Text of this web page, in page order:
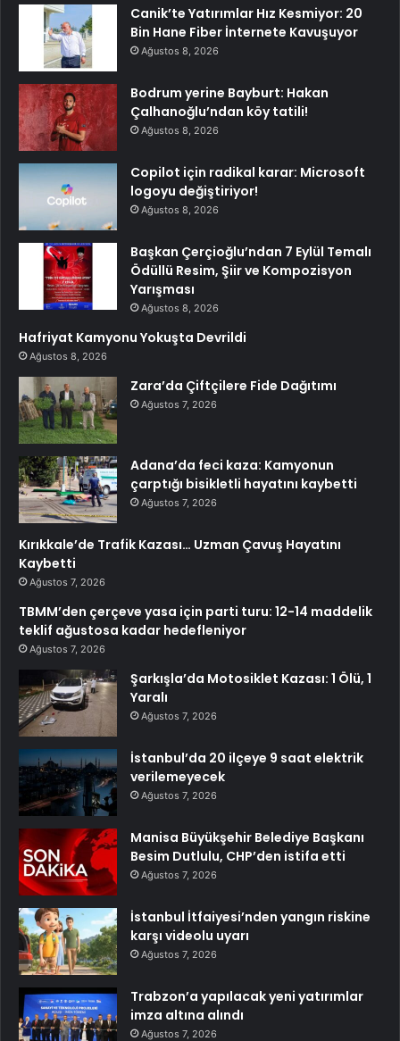
Canik’te Yatırımlar Hız Kesmiyor: 20
Bin Hane Fiber İnternete Kavuşuyor
Ağustos 8, 2026
Bodrum yerine Bayburt: Hakan
Çalhanoğlu’ndan köy tatili!
Ağustos 8, 2026
Copilot için radikal karar: Microsoft
logoyu değiştiriyor!
Ağustos 8, 2026
Başkan Çerçioğlu’ndan 7 Eylül Temalı
Ödüllü Resim, Şiir ve Kompozisyon
Yarışması
Ağustos 8, 2026
Hafriyat Kamyonu Yokuşta Devrildi
Ağustos 8, 2026
Zara’da Çiftçilere Fide Dağıtımı
Ağustos 7, 2026
Adana’da feci kaza: Kamyonun
çarptığı bisikletli hayatını kaybetti
Ağustos 7, 2026
Kırıkkale’de Trafik Kazası… Uzman Çavuş Hayatını
Kaybetti
Ağustos 7, 2026
TBMM’den çerçeve yasa için parti turu: 12-14 maddelik
teklif ağustosa kadar hedefleniyor
Ağustos 7, 2026
Şarkışla’da Motosiklet Kazası: 1 Ölü, 1
Yaralı
Ağustos 7, 2026
İstanbul’da 20 ilçeye 9 saat elektrik
verilemeyecek
Ağustos 7, 2026
Manisa Büyükşehir Belediye Başkanı
Besim Dutlulu, CHP’den istifa etti
Ağustos 7, 2026
İstanbul İtfaiyesi’nden yangın riskine
karşı videolu uyarı
Ağustos 7, 2026
Trabzon’a yapılacak yeni yatırımlar
imza altına alındı
Ağustos 7, 2026